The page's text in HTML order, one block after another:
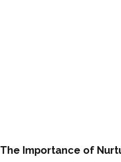
The Importance of